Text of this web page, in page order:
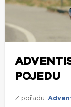
POJEDU
Z pořadu: